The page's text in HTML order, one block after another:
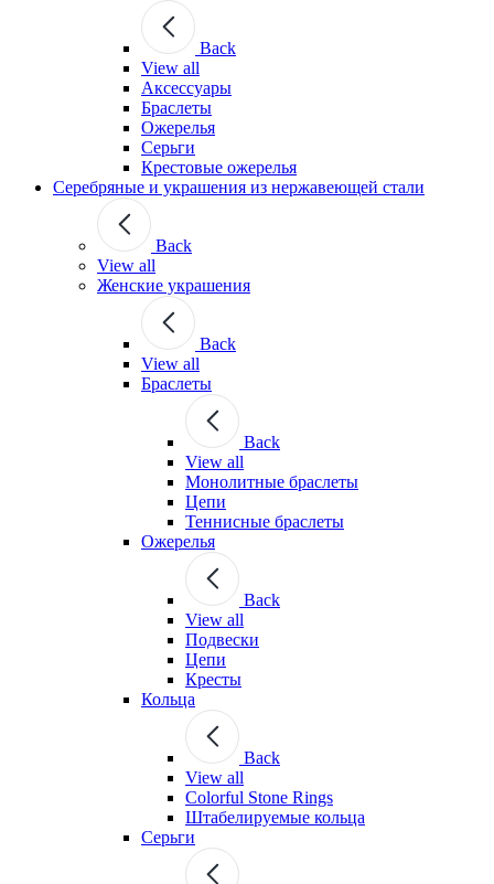
Back
View all
Аксессуары
Браслеты
Ожерелья
Серьги
Крестовые ожерелья
Серебряные и украшения из нержавеющей стали
Back
View all
Женские украшения
Back
View all
Браслеты
Back
View all
Монолитные браслеты
Цепи
Теннисные браслеты
Ожерелья
Back
View all
Подвески
Цепи
Кресты
Кольца
Back
View all
Colorful Stone Rings
Штабелируемые кольца
Серьги